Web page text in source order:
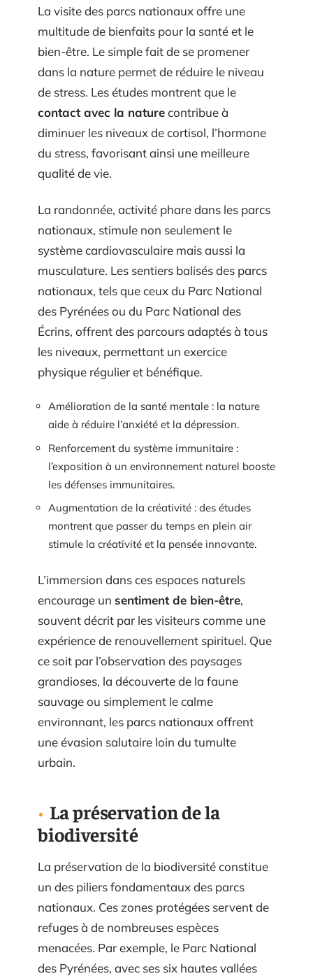
La visite des parcs nationaux offre une
multitude de bienfaits pour la santé et le
bien-être. Le simple fait de se promener
dans la nature permet de réduire le niveau
de stress. Les études montrent que le
contact avec la naturecontribue à
diminuer les niveaux de cortisol, l’hormone
du stress, favorisant ainsi une meilleure
qualité de vie.
La randonnée, activité phare dans les parcs
nationaux, stimule non seulement le
système cardiovasculaire mais aussi la
musculature. Les sentiers balisés des parcs
nationaux, tels que ceux du Parc National
des Pyrénées ou du Parc National des
Écrins, offrent des parcours adaptés à tous
les niveaux, permettant un exercice
physique régulier et bénéfique.
Amélioration de la santé mentale : la nature
aide à réduire l’anxiété et la dépression.
Renforcement du système immunitaire :
l’exposition à un environnement naturel booste
les défenses immunitaires.
Augmentation de la créativité : des études
montrent que passer du temps en plein air
stimule la créativité et la pensée innovante.
L’immersion dans ces espaces naturels
encourage un sentiment de bien-être,
souvent décrit par les visiteurs comme une
expérience de renouvellement spirituel. Que
ce soit par l’observation des paysages
grandioses, la découverte de la faune
sauvage ou simplement le calme
environnant, les parcs nationaux offrent
une évasion salutaire loin du tumulte
urbain.
La préservation de la
biodiversité
La préservation de la biodiversité constitue
un des piliers fondamentaux des parcs
nationaux. Ces zones protégées servent de
refuges à de nombreuses espèces
menacées. Par exemple, le Parc National
des Pyrénées, avec ses six hautes vallées